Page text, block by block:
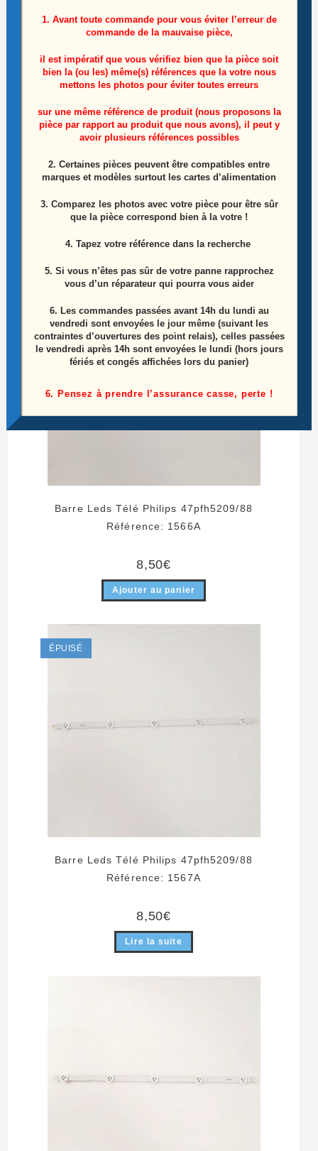
Référence: 1569A
8,50€
Lire la suite
Barre Leds Télé Philips 47pfh5209/88
Référence: 1566A
8,50€
Ajouter au panier
ÉPUISÉ
Barre Leds Télé Philips 47pfh5209/88
Référence: 1567A
8,50€
Lire la suite
1. Avant toute commande pour vous éviter l’erreur de
commande de la mauvaise pièce,
il est impératif que vous vérifiez bien que la pièce soit
bien la (ou les) même(s) références que la votre nous
mettons les photos pour éviter toutes erreurs
sur une même référence de produit (nous proposons la
pièce par rapport au produit que nous avons), il peut y
avoir plusieurs références possibles
2. Certaines pièces peuvent être compatibles entre
marques et modèles surtout les cartes d’alimentation
3. Comparez les photos avec votre pièce pour être sûr
que la pièce correspond bien à la votre !
4. Tapez votre référence dans la recherche
5. Si vous n’êtes pas sûr de votre panne rapprochez
vous d’un réparateur qui pourra vous aider
6. Les commandes passées avant 14h du lundi au
vendredi sont envoyées le jour même (suivant les
contraintes d’ouvertures des point relais), celles passées
le vendredi après 14h sont envoyées le lundi (hors jours
fériés et congés affichées lors du panier)
6. Pensez à prendre l’assurance casse, perte !